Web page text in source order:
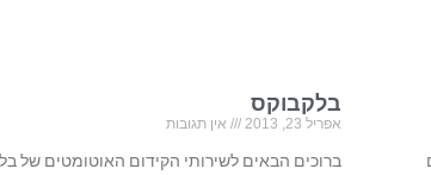
בלקבוקס
אפריל 23, 2013 אין תגובות
ברוכים הבאים לשירותי הקידום האוטומטים של